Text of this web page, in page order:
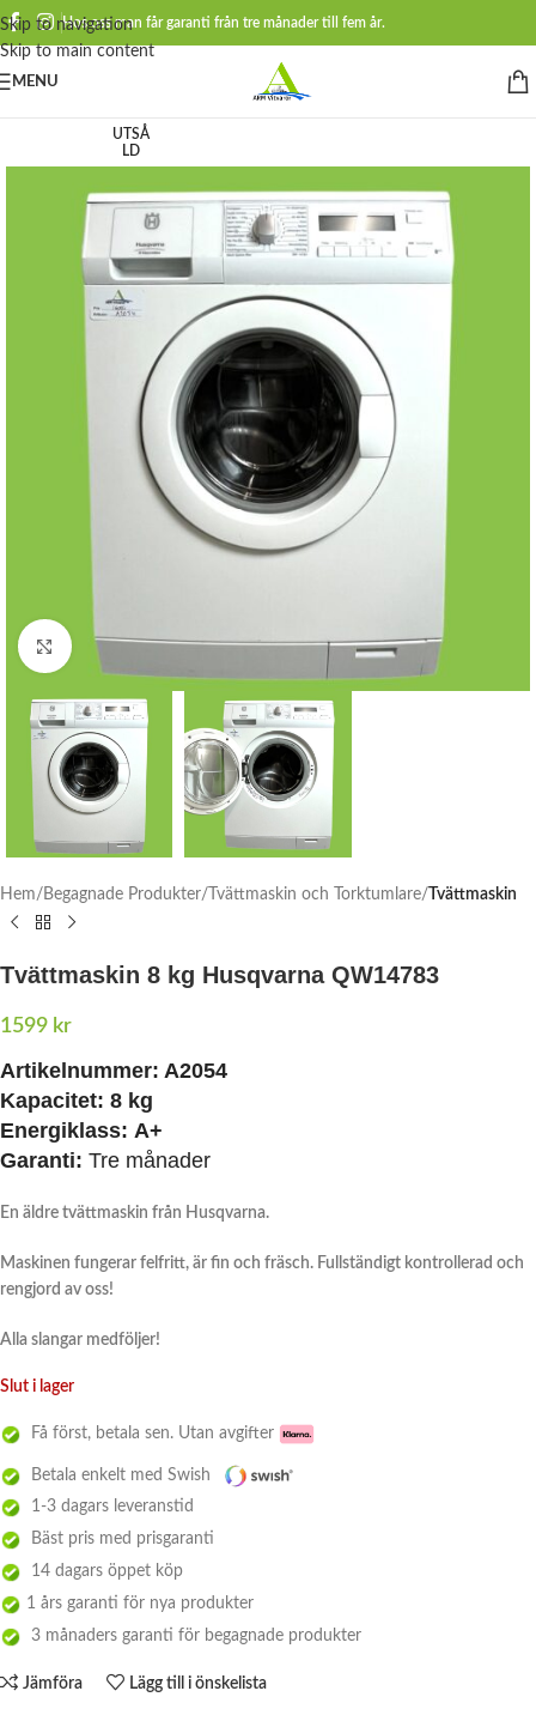
Skip to navigation
Skip to main content
Hos oss man får garanti från tre månader till fem år.
MENU
UTSÅ
LD
Click to enlarge
Hem Begagnade Produkter Tvättmaskin och Torktumlare Tvättmaskin
Tvättmaskin 8 kg Husqvarna QW14783
1599 kr
Artikelnummer: A2054
Kapacitet: 8 kg
Energiklass: A+
Garanti: Tre månader
En äldre tvättmaskin från Husqvarna.
Maskinen fungerar felfritt, är fin och fräsch. Fullständigt kontrollerad och
rengjord av oss!
Alla slangar medföljer!
Slut i lager
Få först, betala sen. Utan avgifter
Betala enkelt med Swish
1-3 dagars leveranstid
Bäst pris med prisgaranti
14 dagars öppet köp
1 års garanti för nya produkter
3 månaders garanti för begagnade produkter
Jämföra Lägg till i önskelista